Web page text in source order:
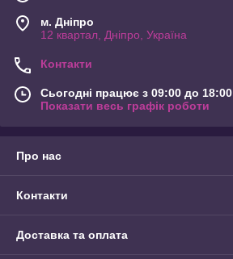
м. Дніпро
12 квартал, Дніпро, Україна
Контакти
Сьогодні працює з 09:00 до 18:00
Показати весь графік роботи
Про нас
Контакти
Доставка та оплата